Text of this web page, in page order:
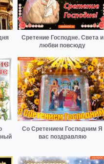
Сретение Господне. Света и
любви повсюду
Со Сретением Господним Я
вас поздравляю